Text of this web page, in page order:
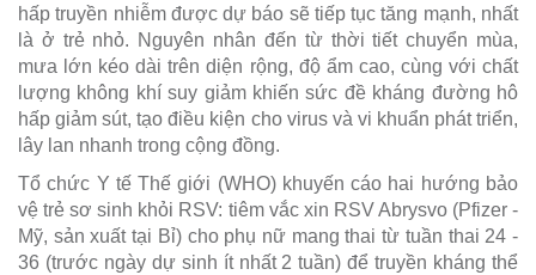
hấp truyền nhiễm được dự báo sẽ tiếp tục tăng mạnh, nhất
là ở trẻ nhỏ. Nguyên nhân đến từ thời tiết chuyển mùa,
mưa lớn kéo dài trên diện rộng, độ ẩm cao, cùng với chất
lượng không khí suy giảm khiến sức đề kháng đường hô
hấp giảm sút, tạo điều kiện cho virus và vi khuẩn phát triển,
lây lan nhanh trong cộng đồng.
Tổ chức Y tế Thế giới (WHO) khuyến cáo hai hướng bảo
vệ trẻ sơ sinh khỏi RSV: tiêm vắc xin RSV Abrysvo (Pfizer -
Mỹ, sản xuất tại Bỉ) cho phụ nữ mang thai từ tuần thai 24 -
36 (trước ngày dự sinh ít nhất 2 tuần) để truyền kháng thể